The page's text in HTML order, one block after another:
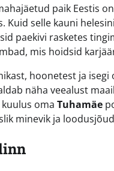
paik Eestis on
selle kauni
paekivi rasketes
mis hoidsid
hoonetest ja
näha veealust
oma Tuhamäe
minevik ja